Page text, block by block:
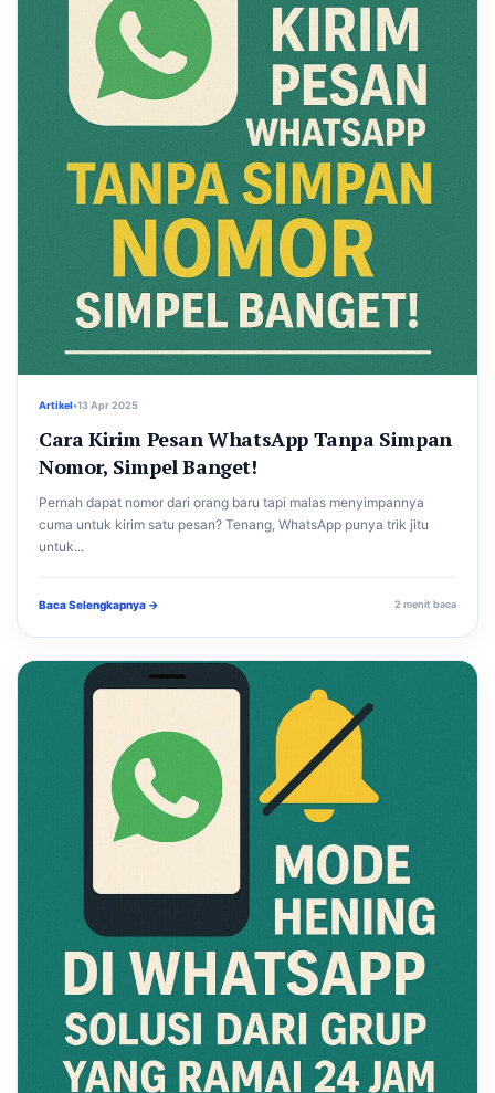
Artikel•13 Apr 2025
Cara Kirim Pesan WhatsApp Tanpa Simpan
Nomor, Simpel Banget!
Pernah dapat nomor dari orang baru tapi malas menyimpannya
cuma untuk kirim satu pesan? Tenang, WhatsApp punya trik jitu
untuk...
Baca Selengkapnya → 2 menit baca